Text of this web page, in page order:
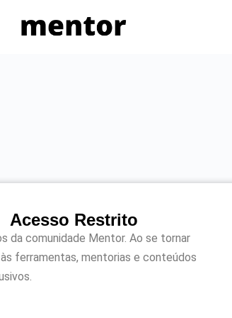
Acesso Restrito
da comunidade Mentor. Ao se tornar
ferramentas, mentorias e conteúdos